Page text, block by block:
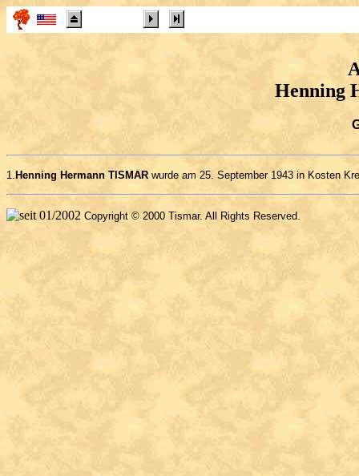
Henning
1. Henning Hermann TISMAR wurde am 25. September 1943 in Kosten
Copyright © 2000 Tismar. All Rights Reserved.